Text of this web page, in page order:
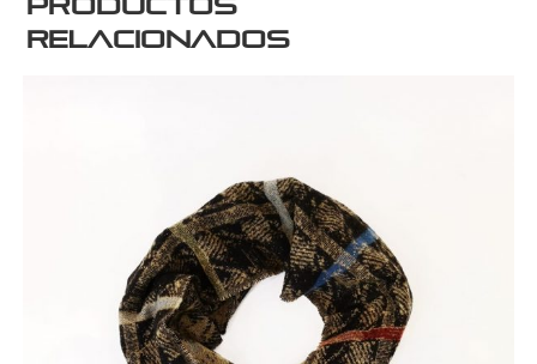
Productos
relacionados